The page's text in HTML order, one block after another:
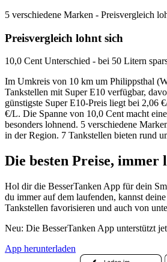
5 verschiedene Marken - Preisvergleich
Preisvergleich lohnt sich
10,0 Cent Unterschied - bei 50 Litern
Im Umkreis von 10 km um Philippsthal
Tankstellen mit Super E10 verfügbar,
günstigste Super E10-Preis liegt bei 2,06
€/L. Die Spanne von 10,0 Cent macht
besonders lohnend. 5 verschiedene
in der Region. 7 Tankstellen bieten rund
Die besten Preise, immer
Hol dir die BesserTanken App für dein
du immer auf dem laufenden, kannst
Tankstellen favorisieren und auch von
Neu: Die BesserTanken App unterstützt
App herunterladen